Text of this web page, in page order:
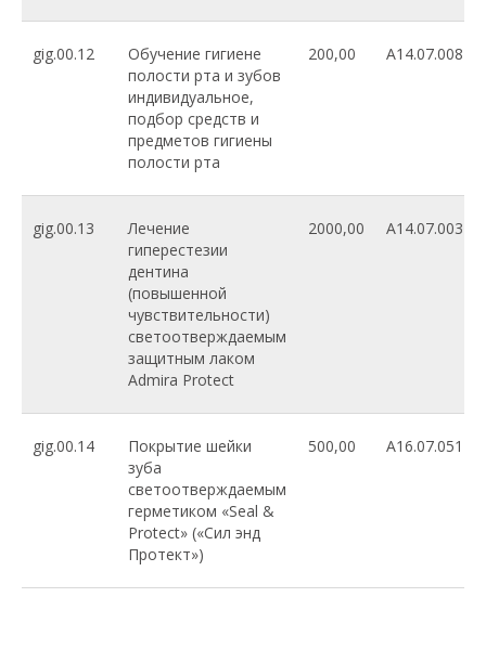
gig.00.12
Обучение гигиене
полости рта и зубов
индивидуальное,
подбор средств и
предметов гигиены
полости рта
200,00 A14.07.008
gig.00.13
Лечение
гиперестезии
дентина
(повышенной
чувствительности)
светоотверждаемым
защитным лаком
Admira Protect
2000,00 A14.07.003
gig.00.14
Покрытие шейки
зуба
светоотверждаемым
герметиком «Seal &
Protect» («Сил энд
Протект»)
500,00 A16.07.051